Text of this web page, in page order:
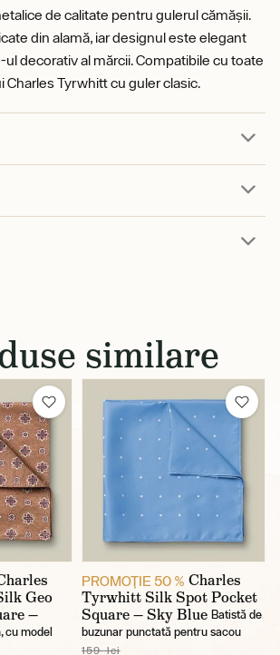
de calitate pentru gulerul cămășii.
din alamă, iar designul este elegant
decorativ al mărcii. Compatibile cu toate
Charles Tyrwhitt cu guler clasic.
similare
Geo
—
cu model
PROMOŢIE 50 % Charles
Tyrwhitt Silk Spot Pocket
Square — Sky Blue Batistă de
buzunar punctată pentru sacou
159 lei